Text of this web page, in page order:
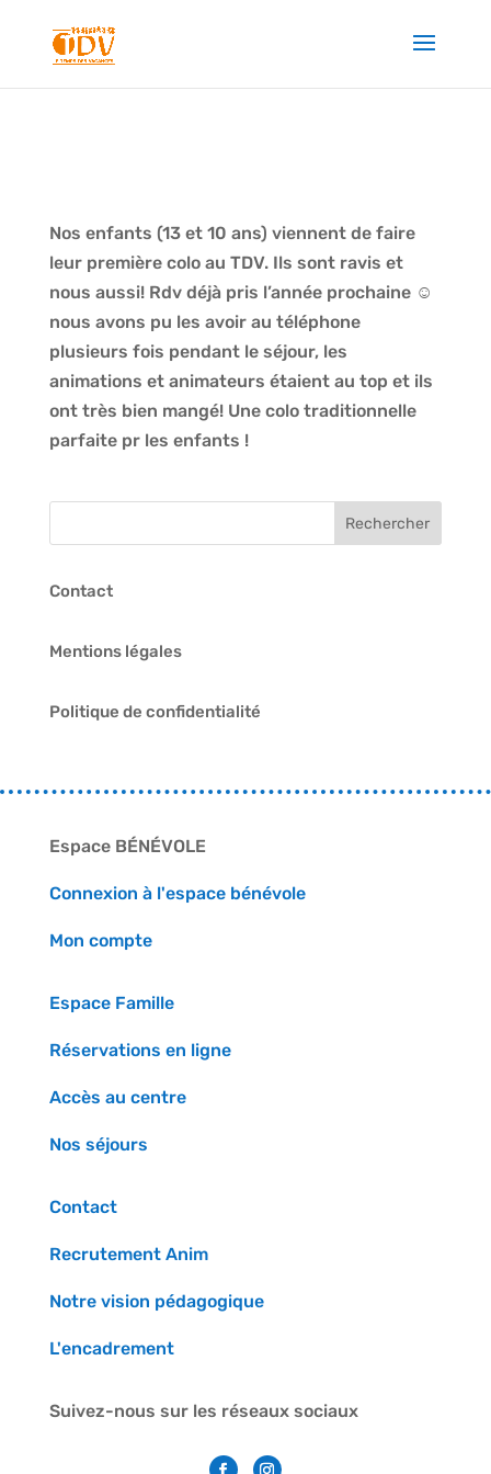
Nos enfants (13 et 10 ans) viennent de faire
leur première colo au TDV. Ils sont ravis et
nous aussi! Rdv déjà pris l’année prochaine ☺️
nous avons pu les avoir au téléphone
plusieurs fois pendant le séjour, les
animations et animateurs étaient au top et ils
ont très bien mangé! Une colo traditionnelle
parfaite pr les enfants !
Contact
Mentions légales
Politique de confidentialité
Espace BÉNÉVOLE
Connexion à l'espace bénévole
Mon compte
Espace Famille
Réservations en ligne
Accès au centre
Nos séjours
Contact
Recrutement Anim
Notre vision pédagogique
L'encadrement
Suivez-nous sur les réseaux sociaux